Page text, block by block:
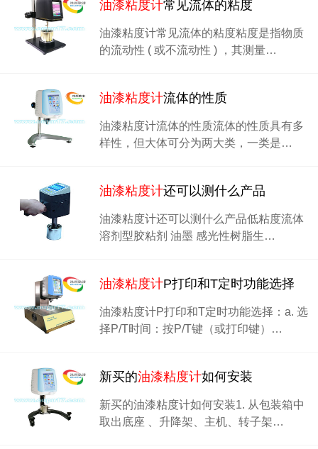
油漆粘度计常见流体的粘度
油漆粘度计常见流体的粘度粘度是指物质
的流动性 ( 或不流动性 ) ，其测量…
油漆粘度计流体的性质
油漆粘度计流体的性质流体的性质具有多
样性，但大体可分为两大类，一类是…
油漆粘度计还可以测什么产品
油漆粘度计还可以测什么产品低粘度流体
溶剂型胶粘剂 油墨 感光性树脂生…
油漆粘度计P打印和T定时功能选择
油漆粘度计P打印和T定时功能选择：a. 选
择P/T时间：按P/T键（或打印键）…
新买的油漆粘度计如何安装
新买的油漆粘度计如何安装1. 从包装箱中
取出底座 、升降架、主机、转子架…